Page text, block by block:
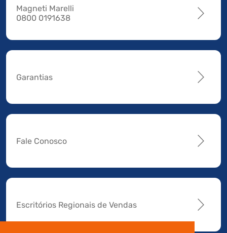
Magneti Marelli
0800 0191638
Garantias
Fale Conosco
Escritórios Regionais de Vendas